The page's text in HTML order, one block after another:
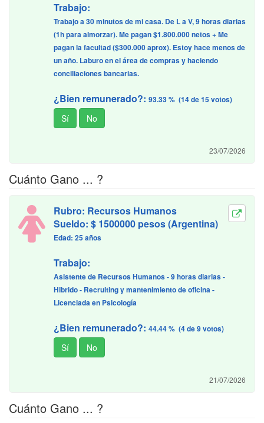
Trabajo:
Trabajo a 30 minutos de mi casa. De L a V, 9 horas diarias
(1h para almorzar). Me pagan $1.800.000 netos + Me
pagan la facultad ($300.000 aprox). Estoy hace menos de
un año. Laburo en el área de compras y haciendo
conciliaciones bancarias.
¿Bien remunerado?: 93.33 % (14 de 15 votos)
23/07/2026
Cuánto Gano ... ?
Rubro: Recursos Humanos
Sueldo: $ 1500000 pesos (Argentina)
Edad: 25 años
Trabajo:
Asistente de Recursos Humanos - 9 horas diarias -
Hibrido - Recruiting y mantenimiento de oficina -
Licenciada en Psicología
¿Bien remunerado?: 44.44 % (4 de 9 votos)
21/07/2026
Cuánto Gano ... ?